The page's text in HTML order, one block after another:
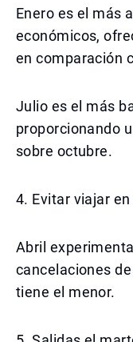
Enero es el más
económicos,
en comparación
Julio es el más
proporcionando
sobre octubre.
4. Evitar viajar en
Abril
cancelaciones
tiene el menor.